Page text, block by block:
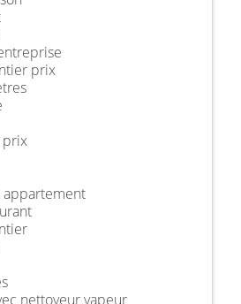
prix
prix
appartement
nettoyeur vapeur